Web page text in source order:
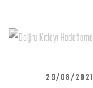
29/08/2021